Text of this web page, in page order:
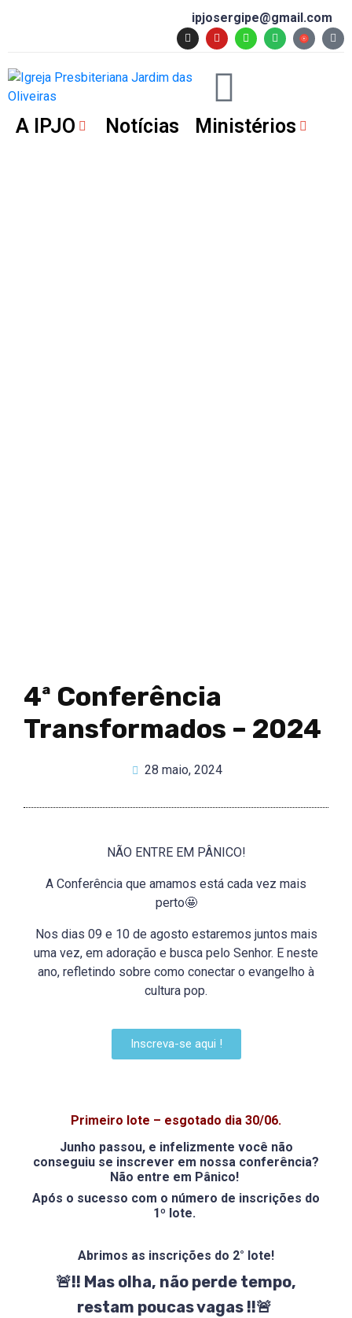
ipjosergipe@gmail.com
A IPJO Notícias Ministérios
4ª Conferência
Transformados – 2024
28 maio, 2024
NÃO ENTRE EM PÂNICO!
A Conferência que amamos está cada vez mais
perto🤩
Nos dias 09 e 10 de agosto estaremos juntos mais
uma vez, em adoração e busca pelo Senhor. E neste
ano, refletindo sobre como conectar o evangelho à
cultura pop.
Inscreva-se aqui !
Primeiro lote – esgotado dia 30/06.
Junho passou, e infelizmente você não
conseguiu se inscrever em nossa conferência?
Não entre em Pânico!
Após o sucesso com o número de inscrições do
1º lote.
Abrimos as inscrições do 2° lote!
🚨!! Mas olha, não perde tempo,
restam poucas vagas !!🚨